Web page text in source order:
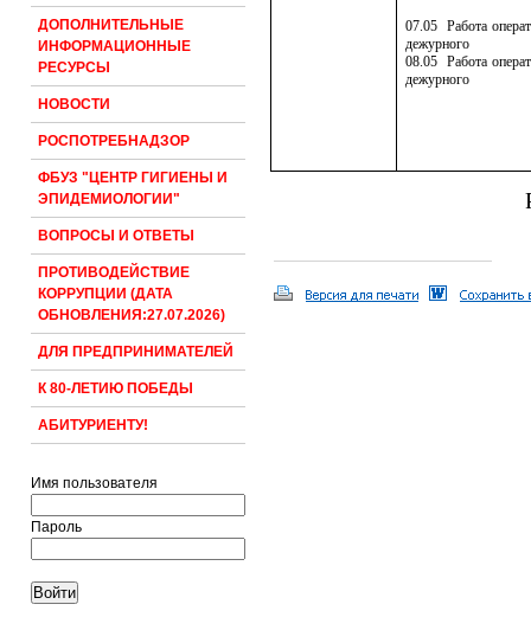
ДОПОЛНИТЕЛЬНЫЕ
ИНФОРМАЦИОННЫЕ
РЕСУРСЫ
НОВОСТИ
РОСПОТРЕБНАДЗОР
ФБУЗ "ЦЕНТР ГИГИЕНЫ И
ЭПИДЕМИОЛОГИИ"
ВОПРОСЫ И ОТВЕТЫ
ПРОТИВОДЕЙСТВИЕ
КОРРУПЦИИ (ДАТА
ОБНОВЛЕНИЯ:27.07.2026)
ДЛЯ ПРЕДПРИНИМАТЕЛЕЙ
К 80-ЛЕТИЮ ПОБЕДЫ
АБИТУРИЕНТУ!
Имя пользователя
Пароль
07.05 Работа
дежурного
08.05 Работа
дежурного